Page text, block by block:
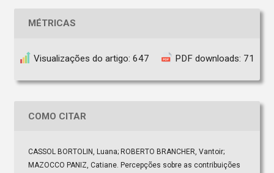
MÉTRICAS
Visualizações do artigo: 647 PDF downloads: 71
COMO CITAR
CASSOL BORTOLIN, Luana; ROBERTO BRANCHER, Vantoir;
MAZOCCO PANIZ, Catiane. Percepções sobre as contribuições